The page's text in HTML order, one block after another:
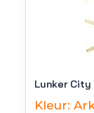
Lunker City
Kleur: